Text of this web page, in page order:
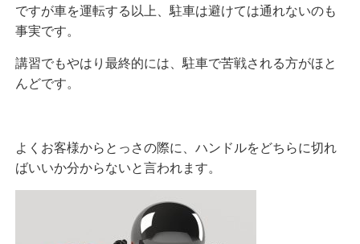
ですが車を運転する以上、駐車は避けては通れないのも
事実です。
講習でもやはり最終的には、駐車で苦戦される方がほと
んどです。
よくお客様からとっさの際に、ハンドルをどちらに切れ
ばいいか分からないと言われます。